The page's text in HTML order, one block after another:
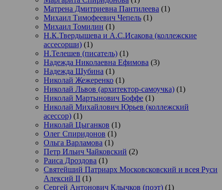
Матрена Дмитриевна Пантилеева (1)
Михаил Тимофеевич Чепель (1)
Михаил Томилин (1)
Н.К.Твердышева и А.С.Исакова (коллежские
ассесорши) (1)
Н.Телешев (писатель) (1)
Надежда Николаевна Ефимова (3)
Надежда Шубина (1)
Николай Жежеренко (1)
Николай Львов (архитектор-самоучка) (1)
Николай Мартынович Боффе (1)
Николай Михайлович Юрьев (коллежский
асессор) (1)
Николай Цыганков (1)
Олег Спиридонов (1)
Ольга Варламова (1)
Петр Ильич Чайковский (2)
Раиса Дроздова (1)
Святейший Патриарх Московсковский и всея Руси
Алексий II (1)
Сергей Антонович Клычков (поэт) (1)